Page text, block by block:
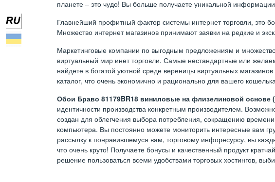
планете – это чудо! Вы больше получаете уникальной
Главнейший профитный фактор системы интернет торговли, это
Множество интернет магазинов принимают заявки на редкие и
Маркетинговые компании по выгодным предложениям и
виртуальный мир инет торговли. Самые нестандартные или
найдете в богатой уютной среде вереницы виртуальных
каталог, что очень экономично и рационально для вашего
Обои Браво 81179BR18 виниловые на флизелиновой основе
идентичности производства конкретным производителем.
создан для облегчения выбора потребления, сокращению
компьютера. Вы постоянно можете мониторить интересные вам
рассылку к понравившемуся вам, торговому инфоресурсу, вы
что очень круто! Получаете бонусы и качественный продукт
решение пользоваться всеми удобствами торговых хостингов,